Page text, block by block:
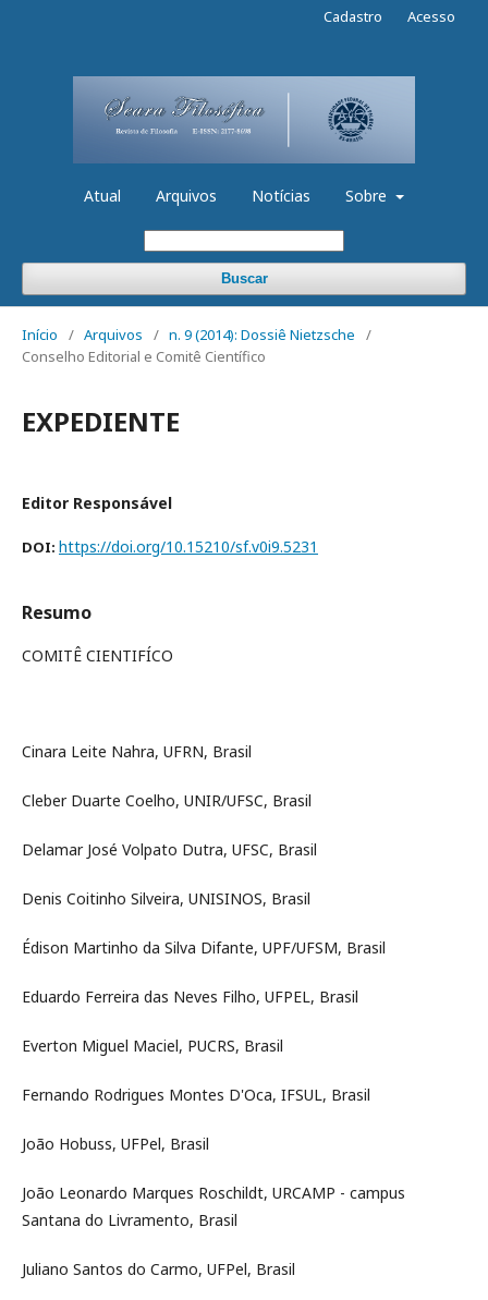
Atual Arquivos Notícias Sobre
Buscar
Cadastro Acesso
Início / Arquivos / n. 9 (2014): Dossiê Nietzsche
/
Conselho Editorial e Comitê Científico
EXPEDIENTE
Editor Responsável
DOI: https://doi.org/10.15210/sf.v0i9.5231
Resumo
COMITÊ CIENTIFÍCO
Cinara Leite Nahra, UFRN, Brasil
Cleber Duarte Coelho, UNIR/UFSC, Brasil
Delamar José Volpato Dutra, UFSC, Brasil
Denis Coitinho Silveira, UNISINOS, Brasil
Édison Martinho da Silva Difante, UPF/UFSM, Brasil
Eduardo Ferreira das Neves Filho, UFPEL, Brasil
Everton Miguel Maciel, PUCRS, Brasil
Fernando Rodrigues Montes D'Oca, IFSUL, Brasil
João Hobuss, UFPel, Brasil
João Leonardo Marques Roschildt, URCAMP - campus
Santana do Livramento, Brasil
Juliano Santos do Carmo, UFPel, Brasil